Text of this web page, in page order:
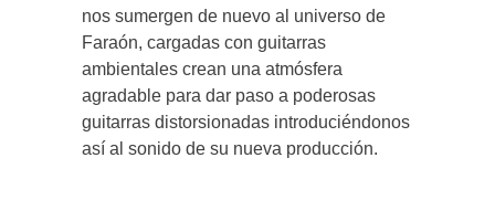
nos sumergen de nuevo al universo de
Faraón, cargadas con guitarras
ambientales crean una atmósfera
agradable para dar paso a poderosas
guitarras distorsionadas introduciéndonos
así al sonido de su nueva producción.